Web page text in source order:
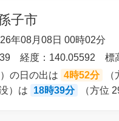
子市
年08月08日 00時02分
経度：140.05592 標
の日の出は 4時52分
（
）は
18時39分 （方位